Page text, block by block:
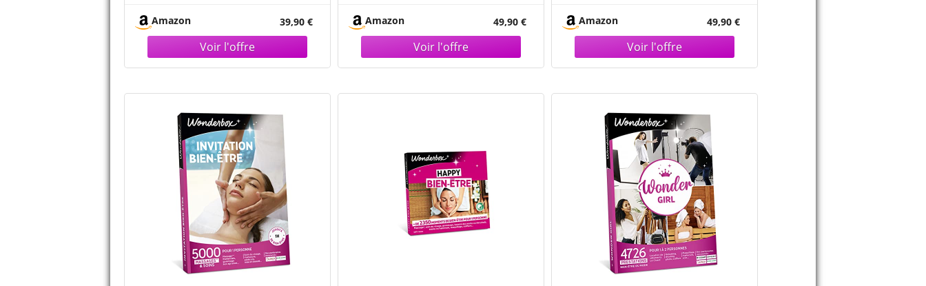
visage, modelage thaïlandais,
gommage du corps, hammam, bain
aux huiles pour 1 à 2 personnes
Amazon 39,90 € Amazon 49,90 € Amazon 49,90 €